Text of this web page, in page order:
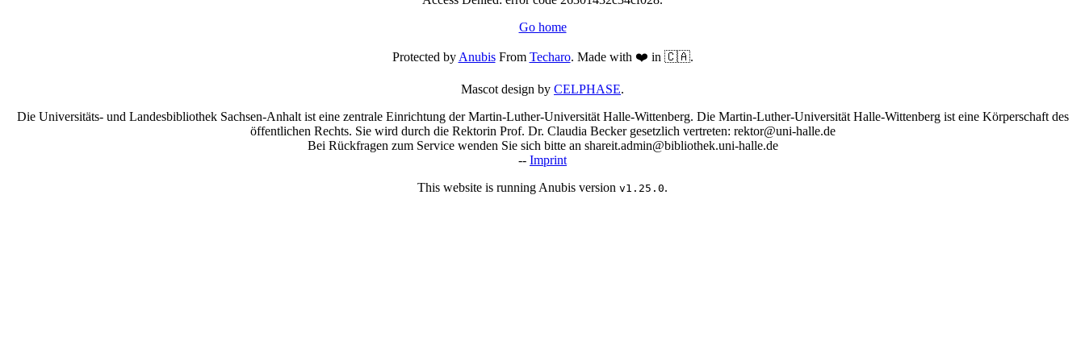
Go home
Protected byAnubisFrom Techaro. Made with ❤️ in 🇨🇦.
Mascot design by CELPHASE.
Die Universitäts- und Landesbibliothek Sachsen-Anhalt ist eine zentrale Einrichtung der Martin-Luther-Universität Halle-Wittenberg. Die Martin-Luther-Universität Halle-Wittenberg ist eine Körperschaft des
öffentlichen Rechts. Sie wird durch die Rektorin Prof. Dr. Claudia Becker gesetzlich vertreten: rektor@uni-halle.de
Bei Rückfragen zum Service wenden Sie sich bitte an shareit.admin@bibliothek.uni-halle.de
-- Imprint
This website is running Anubis version v1.25.0.